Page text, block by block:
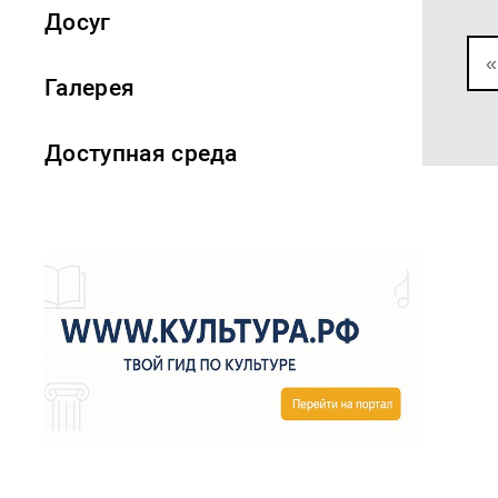
Досуг
Галерея
Доступная среда
«